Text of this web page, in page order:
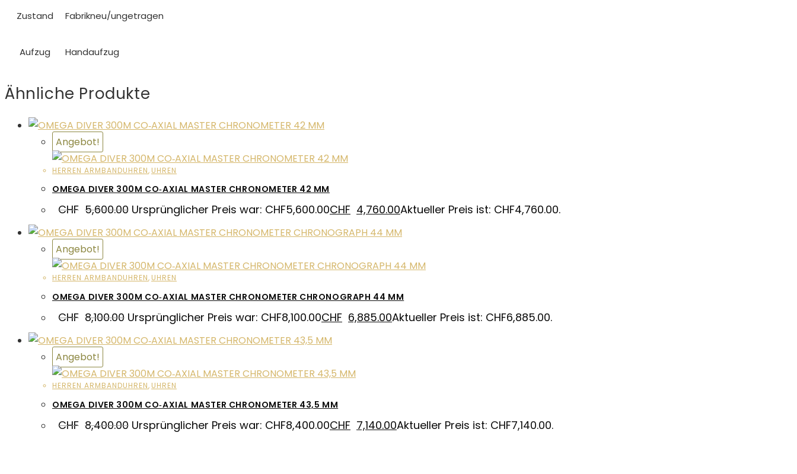
Zustand Fabrikneu/ungetragen
Aufzug Handaufzug
Ähnliche Produkte
Angebot!
HERREN ARMBANDUHREN, UHREN
OMEGA DIVER 300M CO‑AXIAL MASTER CHRONOMETER 42 MM
CHF 5,600.00 Ursprünglicher Preis war: CHF5,600.00CHF 4,760.00Aktueller Preis ist: CHF4,760.00.
Angebot!
HERREN ARMBANDUHREN, UHREN
OMEGA DIVER 300M CO‑AXIAL MASTER CHRONOMETER CHRONOGRAPH 44 MM
CHF 8,100.00 Ursprünglicher Preis war: CHF8,100.00CHF 6,885.00Aktueller Preis ist: CHF6,885.00.
Angebot!
HERREN ARMBANDUHREN, UHREN
OMEGA DIVER 300M CO‑AXIAL MASTER CHRONOMETER 43,5 MM
CHF 8,400.00 Ursprünglicher Preis war: CHF8,400.00CHF 7,140.00Aktueller Preis ist: CHF7,140.00.